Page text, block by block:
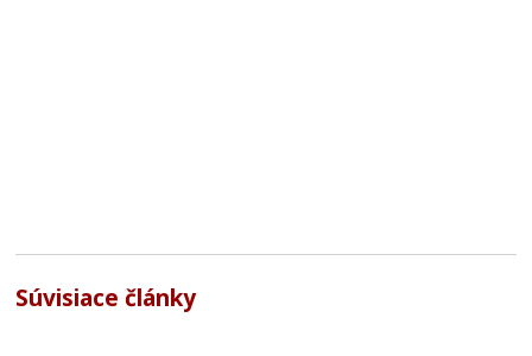
Súvisiace články